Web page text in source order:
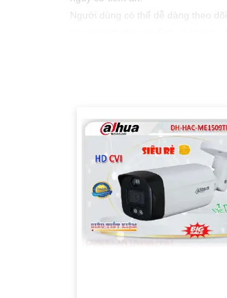
Người dùng có thể dễ dàng theo